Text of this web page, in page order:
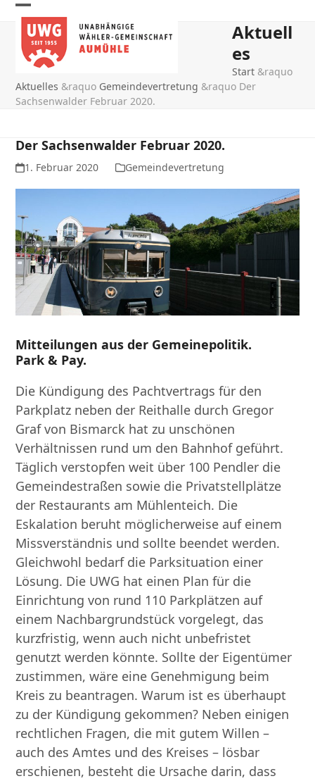
Skip
content
Open
mobile
menu
Close
mobile
menu
Aktuell
es
Start &raquo
Aktuelles &raquo Gemeindevertretung &raquo Der
Sachsenwalder Februar 2020.
Der Sachsenwalder Februar 2020.
1. Februar 2020 Gemeindevertretung
Mitteilungen aus der Gemeinepolitik.
Park & Pay.
Die Kündigung des Pachtvertrags für den
Parkplatz neben der Reithalle durch Gregor
Graf von Bismarck hat zu unschönen
Verhältnissen rund um den Bahnhof geführt.
Täglich verstopfen weit über 100 Pendler die
Gemeindestraßen sowie die Privatstellplätze
der Restaurants am Mühlenteich. Die
Eskalation beruht möglicherweise auf einem
Missverständnis und sollte beendet werden.
Gleichwohl bedarf die Parksituation einer
Lösung. Die UWG hat einen Plan für die
Einrichtung von rund 110 Parkplätzen auf
einem Nachbargrundstück vorgelegt, das
kurzfristig, wenn auch nicht unbefristet
genutzt werden könnte. Sollte der Eigentümer
zustimmen, wäre eine Genehmigung beim
Kreis zu beantragen. Warum ist es überhaupt
zu der Kündigung gekommen? Neben einigen
rechtlichen Fragen, die mit gutem Willen –
auch des Amtes und des Kreises – lösbar
erschienen, besteht die Ursache darin, dass